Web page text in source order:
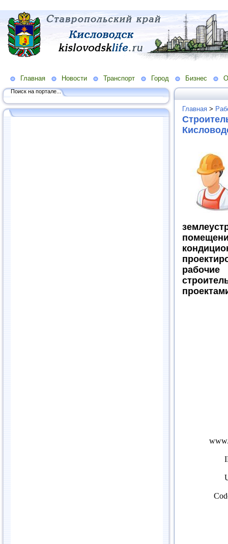
Главная Новости Транспорт Город Бизнес
Поиск на портале...
Главная >
рабочие